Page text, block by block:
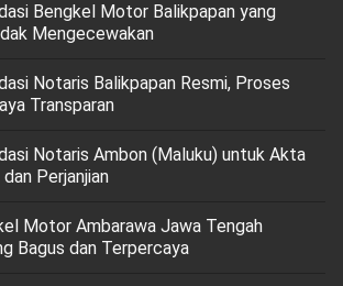
Bengkel Motor Balikpapan yang
Mengecewakan
Notaris Balikpapan Resmi, Proses
Transparan
Notaris Ambon (Maluku) untuk Akta
dan Perjanjian
Motor Ambarawa Jawa Tengah
Bagus dan Terpercaya